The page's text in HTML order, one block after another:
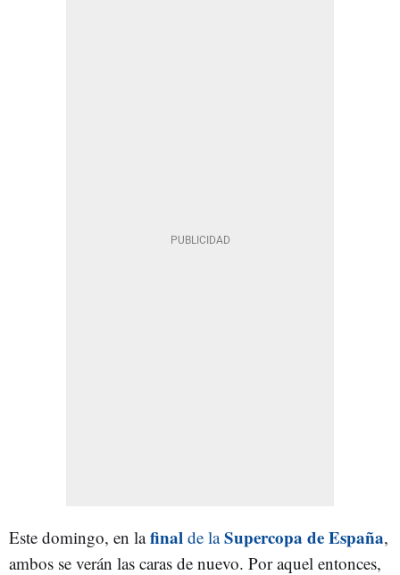
Este domingo, en lafinal de laSupercopa de España,
ambos se verán las caras de nuevo. Por aquel entonces,